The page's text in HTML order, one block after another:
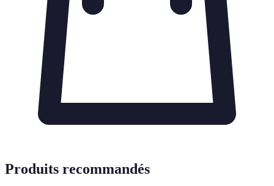
Produits recommandés